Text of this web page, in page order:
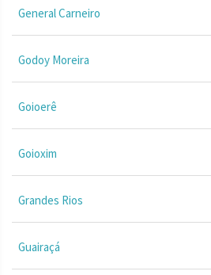
General Carneiro
Godoy Moreira
Goioerê
Goioxim
Grandes Rios
Guairaçá